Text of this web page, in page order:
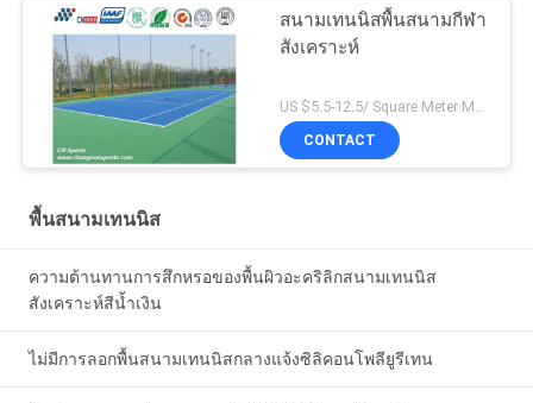
สนามเทนนิสพื้นสนามกีฬา
สังเคราะห์
US $5.5-12.5/ Square Meter MOQ:/
CONTACT
พื้นสนามเทนนิส
ความต้านทานการสึกหรอของพื้นผิวอะคริลิกสนามเทนนิส
สังเคราะห์สีน้ำเงิน
ไม่มีการลอกพื้นสนามเทนนิสกลางแจ้งซิลิคอนโพลียูรีเทน